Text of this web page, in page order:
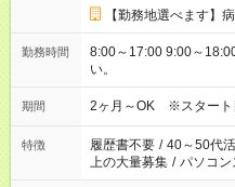
【勤務地選べます】
勤務時間
8:00～17:00 9:00～
い。
期間 2ヶ月～OK ※スタート
特徴 履歴書不要 / 40～50代
上の大量募集 / パソコン